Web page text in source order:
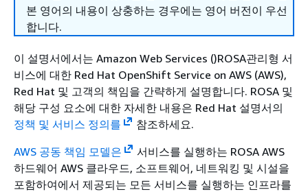
본 영어의 내용이 상충하는 경우에는 영어 버전이 우선
합니다.
이 설명서에서는 Amazon Web Services ()ROSA관리형 서
비스에 대한 Red Hat OpenShift Service on AWS (AWS),
Red Hat 및 고객의 책임을 간략하게 설명합니다. ROSA 및
해당 구성 요소에 대한 자세한 내용은 Red Hat 설명서의
정책 및 서비스 정의를
참조하세요.
AWS 공동 책임 모델은
서비스를 실행하는 ROSA AWS
하드웨어 AWS 클라우드, 소프트웨어, 네트워킹 및 시설을
포함하여에서 제공되는 모든 서비스를 실행하는 인프라를